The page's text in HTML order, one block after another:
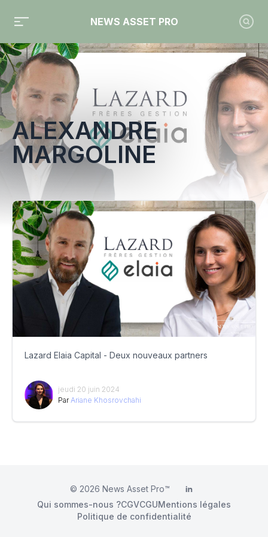
NEWS ASSET PRO
Toute l'actualité sur le tag "Alexandre Margoline"
ALEXANDRE
MARGOLINE
Lazard Elaia Capital - Deux nouveaux partners
jeudi 20 juin 2024
Par Ariane Khosrovchahi
© 2026 News Asset Pro™ LinkedIn
Qui sommes-nous ?CGVCGUMentions légales
Politique de confidentialité